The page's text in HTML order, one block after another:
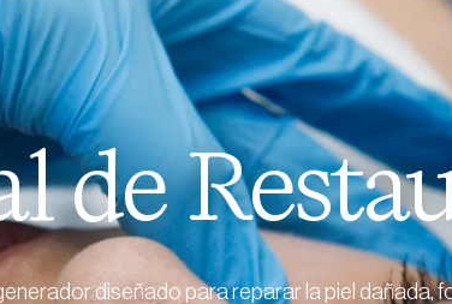
de
diseñado para reparar la piel dañada,